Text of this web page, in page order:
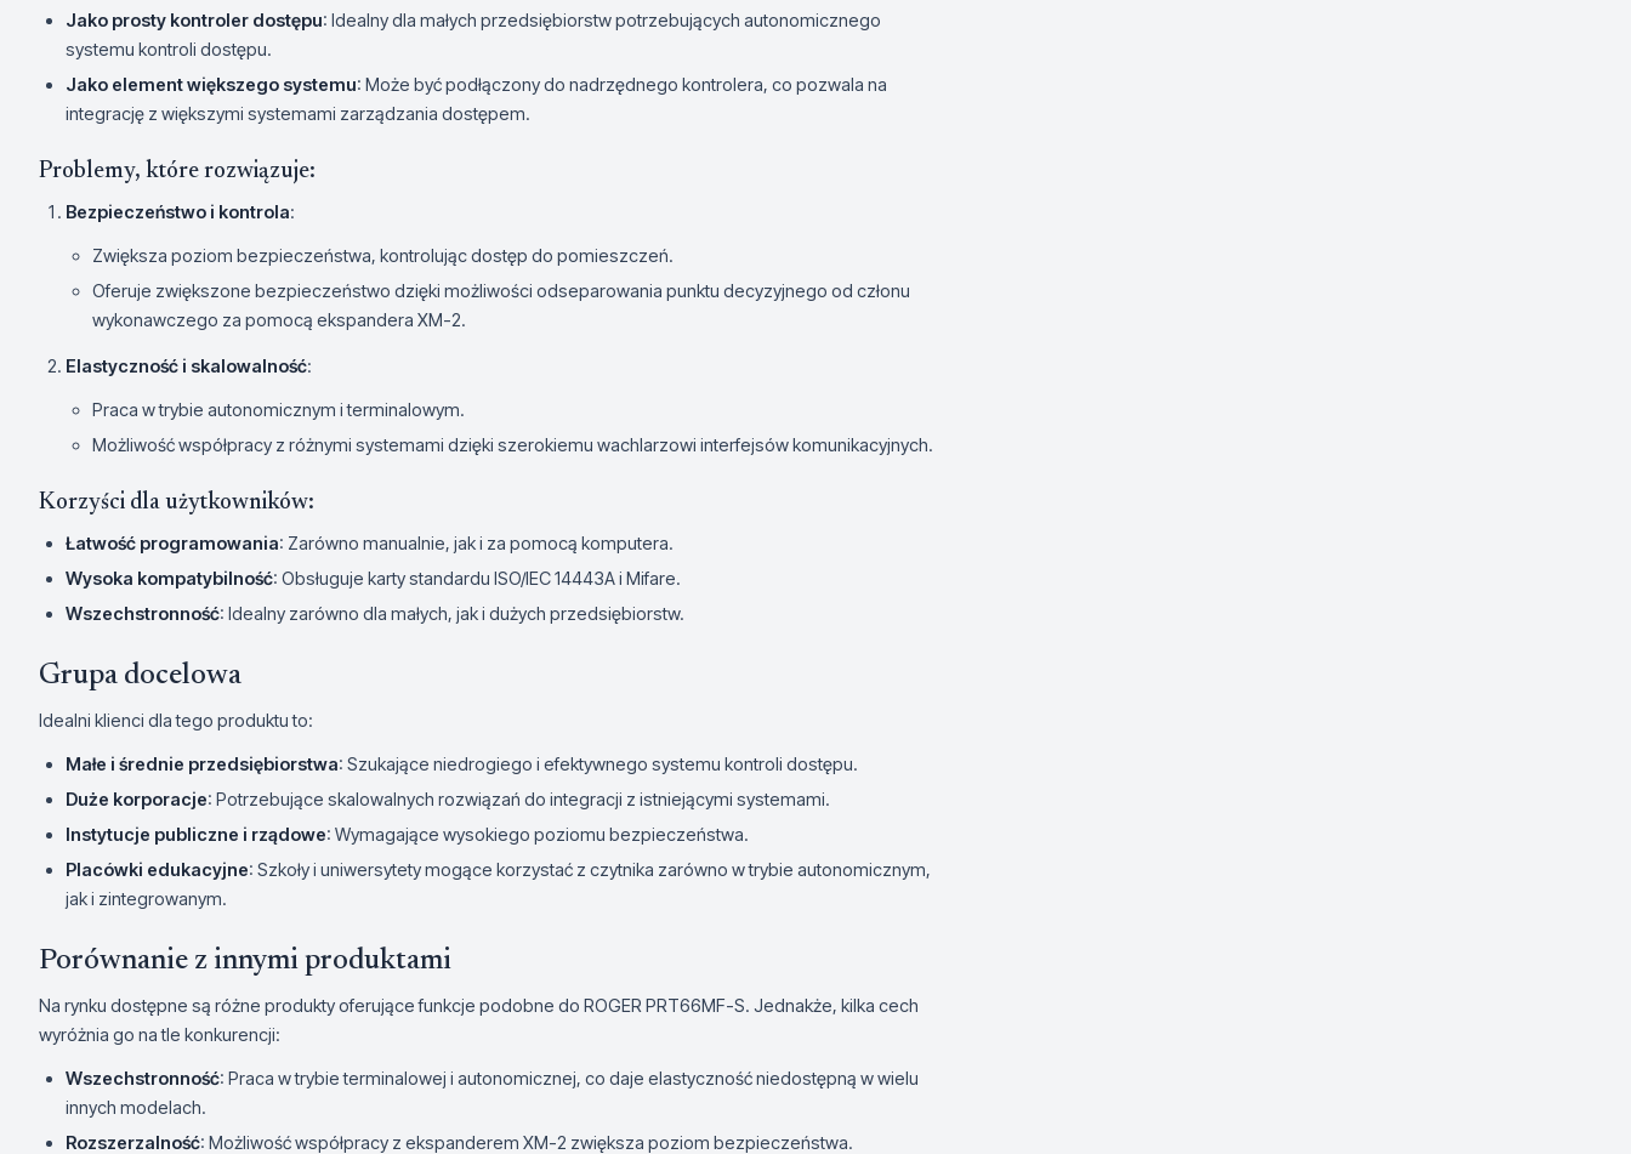
Jako prosty kontroler dostępu: Idealny dla małych przedsiębiorstw potrzebujących autonomicznego
systemu kontroli dostępu.
Jako element większego systemu: Może być podłączony do nadrzędnego kontrolera, co pozwala na
integrację z większymi systemami zarządzania dostępem.
Problemy, które rozwiązuje:
Bezpieczeństwo i kontrola:
Zwiększa poziom bezpieczeństwa, kontrolując dostęp do pomieszczeń.
Oferuje zwiększone bezpieczeństwo dzięki możliwości odseparowania punktu decyzyjnego od członu
wykonawczego za pomocą ekspandera XM-2.
Elastyczność i skalowalność:
Praca w trybie autonomicznym i terminalowym.
Możliwość współpracy z różnymi systemami dzięki szerokiemu wachlarzowi interfejsów komunikacyjnych.
Korzyści dla użytkowników:
Łatwość programowania: Zarówno manualnie, jak i za pomocą komputera.
Wysoka kompatybilność: Obsługuje karty standardu ISO/IEC 14443A i Mifare.
Wszechstronność: Idealny zarówno dla małych, jak i dużych przedsiębiorstw.
Grupa docelowa
Idealni klienci dla tego produktu to:
Małe i średnie przedsiębiorstwa: Szukające niedrogiego i efektywnego systemu kontroli dostępu.
Duże korporacje: Potrzebujące skalowalnych rozwiązań do integracji z istniejącymi systemami.
Instytucje publiczne i rządowe: Wymagające wysokiego poziomu bezpieczeństwa.
Placówki edukacyjne: Szkoły i uniwersytety mogące korzystać z czytnika zarówno w trybie autonomicznym,
jak i zintegrowanym.
Porównanie z innymi produktami
Na rynku dostępne są różne produkty oferujące funkcje podobne do ROGER PRT66MF-S. Jednakże, kilka cech
wyróżnia go na tle konkurencji:
Wszechstronność: Praca w trybie terminalowej i autonomicznej, co daje elastyczność niedostępną w wielu
innych modelach.
Rozszerzalność: Możliwość współpracy z ekspanderem XM-2 zwiększa poziom bezpieczeństwa.